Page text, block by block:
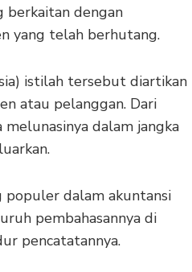
berkaitan dengan
yang telah berhutang.
istilah tersebut diartikan
atau pelanggan. Dari
dalam jangka
dalam akuntansi
pembahasannya di
pencatatannya.